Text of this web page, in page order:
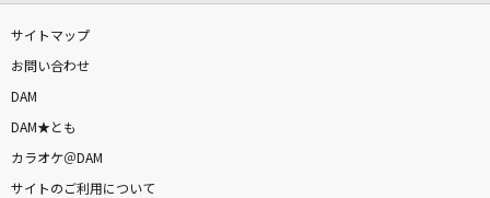
サイトマップ
お問い合わせ
DAM
DAM★とも
カラオケ＠DAM
サイトのご利用について